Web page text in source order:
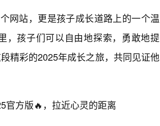
网站，更是孩子成长道路上的一个温
，孩子们可以自由地探索，勇敢地提
精彩的2025年成长之旅，共同见证他
官方版🔥，拉近心灵的距离